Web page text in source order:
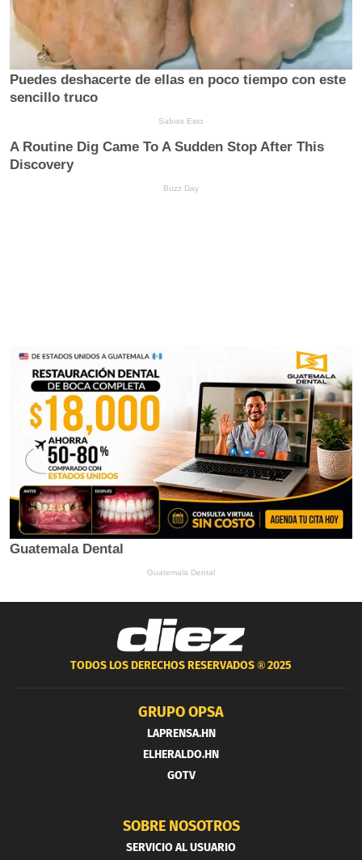
TODOS LOS DERECHOS RESERVADOS ®2025
GRUPO OPSA
LAPRENSA.HN
ELHERALDO.HN
GOTV
SOBRE NOSOTROS
SERVICIO AL USUARIO